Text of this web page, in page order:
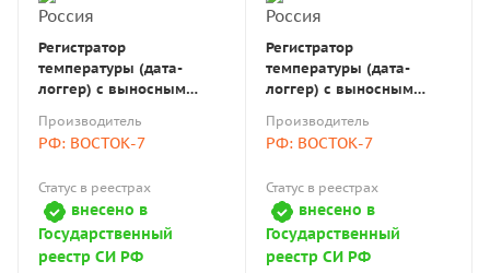
Регистратор
температуры (дата-
логгер) с выносным
портативный модель
AtlasLog-90-В7 для
Производитель
РФ: ВОСТОК-7
Статус в реестрах
внесено в
Государственный
реестр СИ РФ
Регистратор
температуры (дата-
логгер) с выносным
портативный AtlasLog-
200-В7 для сверхнизких
Производитель
РФ: ВОСТОК-7
Статус в реестрах
внесено в
Государственный
реестр СИ РФ